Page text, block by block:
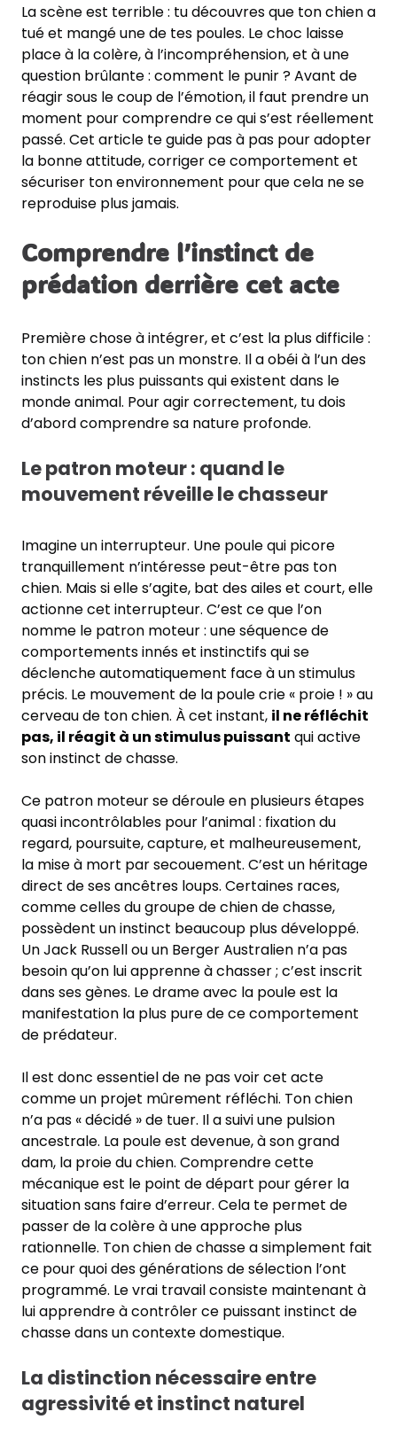
La scène est terrible : tu découvres que ton chien a
tué et mangé une de tes poules. Le choc laisse
place à la colère, à l’incompréhension, et à une
question brûlante : comment le punir ? Avant de
réagir sous le coup de l’émotion, il faut prendre un
moment pour comprendre ce qui s’est réellement
passé. Cet article te guide pas à pas pour adopter
la bonne attitude, corriger ce comportement et
sécuriser ton environnement pour que cela ne se
reproduise plus jamais.
Comprendre l’instinct de
prédation derrière cet acte
Première chose à intégrer, et c’est la plus difficile :
ton chien n’est pas un monstre. Il a obéi à l’un des
instincts les plus puissants qui existent dans le
monde animal. Pour agir correctement, tu dois
d’abord comprendre sa nature profonde.
Le patron moteur : quand le
mouvement réveille le chasseur
Imagine un interrupteur. Une poule qui picore
tranquillement n’intéresse peut-être pas ton
chien. Mais si elle s’agite, bat des ailes et court, elle
actionne cet interrupteur. C’est ce que l’on
nomme le patron moteur : une séquence de
comportements innés et instinctifs qui se
déclenche automatiquement face à un stimulus
précis. Le mouvement de la poule crie « proie ! » au
cerveau de ton chien. À cet instant, il ne réfléchit
pas, il réagit à un stimulus puissant qui active
son instinct de chasse.
Ce patron moteur se déroule en plusieurs étapes
quasi incontrôlables pour l’animal : fixation du
regard, poursuite, capture, et malheureusement,
la mise à mort par secouement. C’est un héritage
direct de ses ancêtres loups. Certaines races,
comme celles du groupe de chien de chasse,
possèdent un instinct beaucoup plus développé.
Un Jack Russell ou un Berger Australien n’a pas
besoin qu’on lui apprenne à chasser ; c’est inscrit
dans ses gènes. Le drame avec la poule est la
manifestation la plus pure de ce comportement
de prédateur.
Il est donc essentiel de ne pas voir cet acte
comme un projet mûrement réfléchi. Ton chien
n’a pas « décidé » de tuer. Il a suivi une pulsion
ancestrale. La poule est devenue, à son grand
dam, la proie du chien. Comprendre cette
mécanique est le point de départ pour gérer la
situation sans faire d’erreur. Cela te permet de
passer de la colère à une approche plus
rationnelle. Ton chien de chasse a simplement fait
ce pour quoi des générations de sélection l’ont
programmé. Le vrai travail consiste maintenant à
lui apprendre à contrôler ce puissant instinct de
chasse dans un contexte domestique.
La distinction nécessaire entre
agressivité et instinct naturel